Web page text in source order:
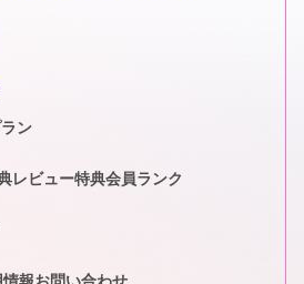
ン
レビュー特典会員ランク
報お問い合わせ